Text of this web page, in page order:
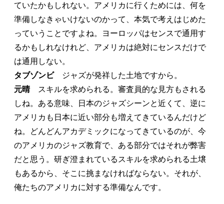
ていたかもしれない。アメリカに行くためには、何を
準備しなきゃいけないのかって、本気で考えはじめた
っていうことですよね。ヨーロッパはセンスで通用す
るかもしれなけれど、アメリカは絶対にセンスだけで
は通用しない。
タブゾンビジャズが発祥した土地ですから。
元晴スキルを求められる。審査員的な見方もされる
しね。ある意味、日本のジャズシーンと近くて、逆に
アメリカも日本に近い部分も増えてきているんだけど
ね。どんどんアカデミックになってきているのが、今
のアメリカのジャズ教育で、ある部分ではそれが弊害
だと思う。研ぎ澄まれているスキルを求められる土壌
もあるから、そこに挑まなければならない。それが、
俺たちのアメリカに対する準備なんです。